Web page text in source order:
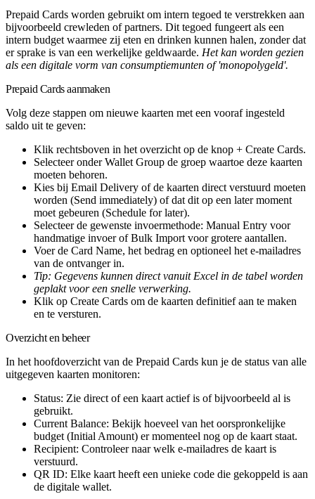
Prepaid Cards worden gebruikt om intern tegoed te verstrekken aan
bijvoorbeeld crewleden of partners. Dit tegoed fungeert als een
intern budget waarmee zij eten en drinken kunnen halen, zonder dat
er sprake is van een werkelijke geldwaarde. Het kan worden gezien
als een digitale vorm van consumptiemunten of 'monopolygeld'.
Prepaid Cards aanmaken
Volg deze stappen om nieuwe kaarten met een vooraf ingesteld
saldo uit te geven:
Klik rechtsboven in het overzicht op de knop + Create Cards.
Selecteer onderWallet Group de groep waartoe deze kaarten
moeten behoren.
Kies bij Email Delivery of de kaarten direct verstuurd moeten
worden (Send immediately) of dat dit op een later moment
moet gebeuren (Schedule for later).
Selecteer de gewenste invoermethode: Manual Entry voor
handmatige invoer ofBulk Import voor grotere aantallen.
Voer de Card Name, het bedrag en optioneel het e-mailadres
van de ontvanger in.
Tip: Gegevens kunnen direct vanuit Excel in de tabel worden
geplakt voor een snelle verwerking.
Klik op Create Cards om de kaarten definitief aan te maken
en te versturen.
Overzicht en beheer
In het hoofdoverzicht van de Prepaid Cards kun je de status van alle
uitgegeven kaarten monitoren:
Status: Zie direct of een kaart actief is of bijvoorbeeld al is
gebruikt.
Current Balance: Bekijk hoeveel van het oorspronkelijke
budget (Initial Amount) er momenteel nog op de kaart staat.
Recipient: Controleer naar welk e-mailadres de kaart is
verstuurd.
QR ID: Elke kaart heeft een unieke code die gekoppeld is aan
de digitale wallet.